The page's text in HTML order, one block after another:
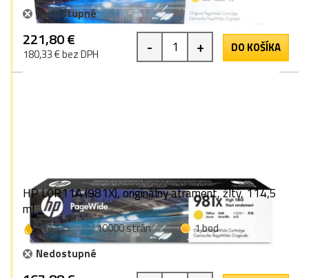
Nedostupné
221,80 €
180,33 € bez DPH - + DO KOŠÍKA
HP L0R11A (981X), originálny atrament, žltý, 114,5
ml
žltá 10000 strán
1 bod
Nedostupné